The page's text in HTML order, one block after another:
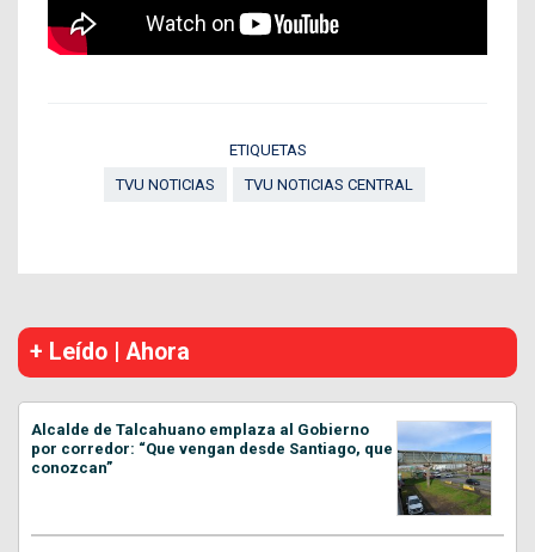
ETIQUETAS
TVU NOTICIAS
TVU NOTICIAS CENTRAL
+ Leído | Ahora
Alcalde de Talcahuano emplaza al Gobierno
por corredor: “Que vengan desde Santiago, que
conozcan”